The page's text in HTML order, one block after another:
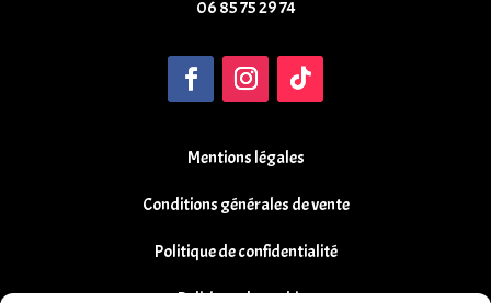
06 85 75 29 74
Mentions légales
Conditions générales de vente
Politique de confidentialité
Politique de cookies